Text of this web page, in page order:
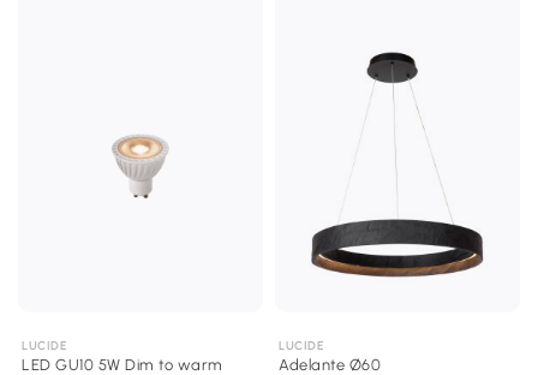
LUCIDE
LED GU10 5W Dim to warm
LUCIDE
Adelante Ø60